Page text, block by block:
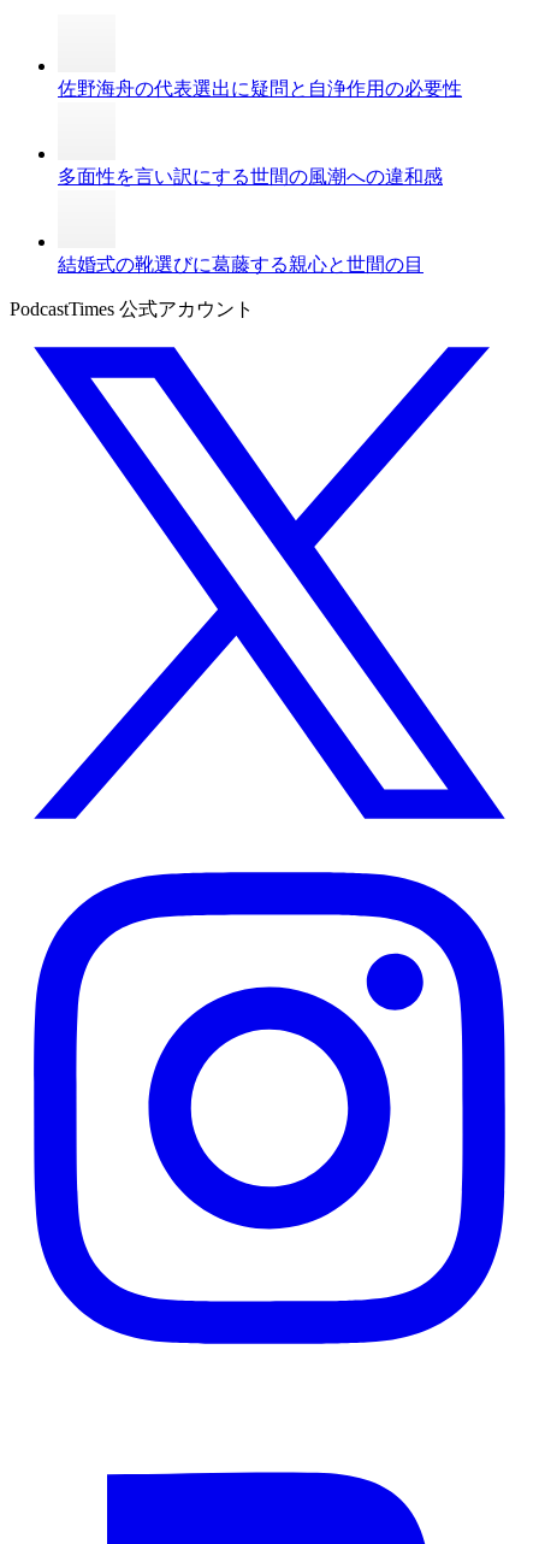
佐野海舟の代表選出に疑問と自浄作用の必要性
多面性を言い訳にする世間の風潮への違和感
結婚式の靴選びに葛藤する親心と世間の目
PodcastTimes 公式アカウント